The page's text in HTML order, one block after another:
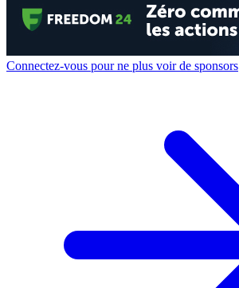
Connectez-vous pour ne plus voir de sponsors